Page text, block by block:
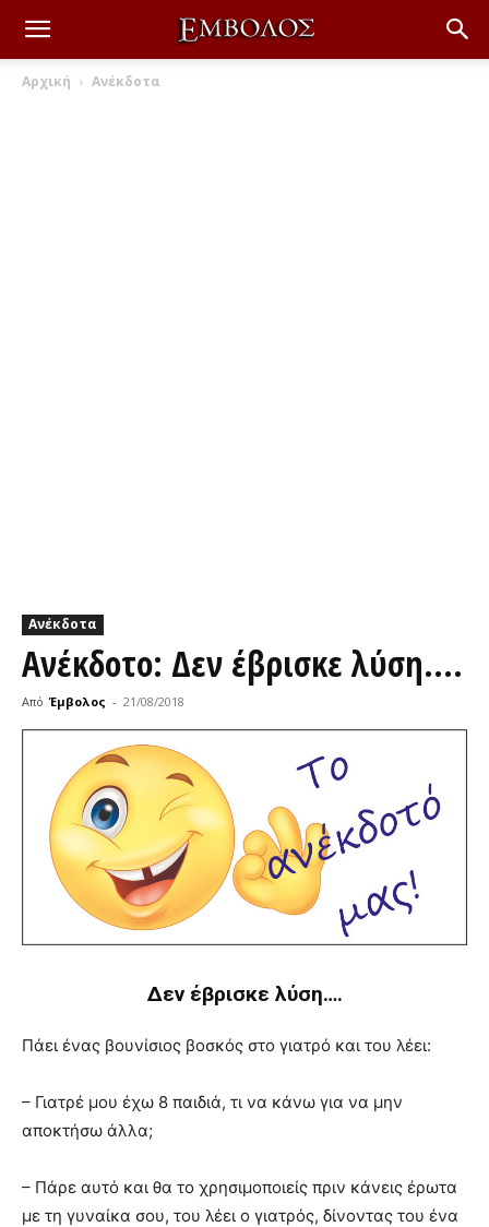
Αρχική Ανέκδοτα
Ανέκδοτα
Ανέκδοτο: Δεν έβρισκε λύση….
Από Έμβολος - 21/08/2018
Δεν έβρισκε λύση….
Πάει ένας βουνίσιος βοσκός στο γιατρό και του λέει:
– Γιατρέ μου έχω 8 παιδιά, τι να κάνω για να μην
αποκτήσω άλλα;
– Πάρε αυτό και θα το χρησιμοποιείς πριν κάνεις έρωτα
με τη γυναίκα σου, του λέει ο γιατρός, δίνοντας του ένα